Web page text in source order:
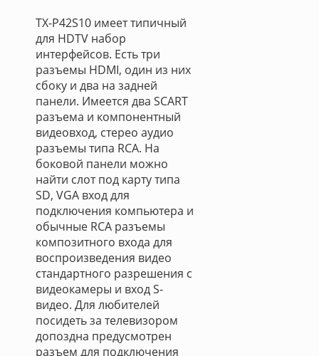
TX-P42S10 имеет типичный
для HDTV набор
интерфейсов. Есть три
разъемы HDMI, один из них
сбоку и два на задней
панели. Имеется два SCART
разъема и компонентный
видеовход, стерео аудио
разъемы типа RCA. На
боковой панели можно
найти слот под карту типа
SD, VGA вход для
подключения компьютера и
обычные RCA разъемы
композитного входа для
воспроизведения видео
стандартного разрешения с
видеокамеры и вход S-
видео. Для любителей
посидеть за телевизором
допоздна предусмотрен
разъем для подключения